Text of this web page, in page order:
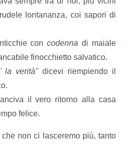
lontananza, coi sapori di
concodenna di maiale
finocchietto salvatico.
la verità"dicevi riempiendo il
il vero ritorno alla casa
felice.
non ci lasceremo più, tanto